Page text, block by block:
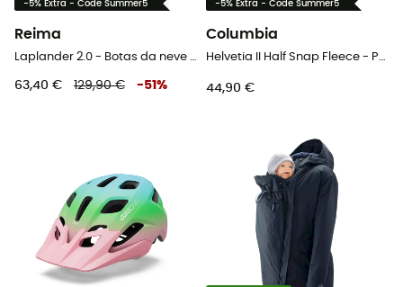
-5% Extra - Code Summer5
Reima
Laplander 2.0 - Botas da neve criança
63,40 € 129,90 € -51 %
-5% Extra - Code Summer5
Columbia
Helvetia II Half Snap Fleece - Polar criança
44,90 €